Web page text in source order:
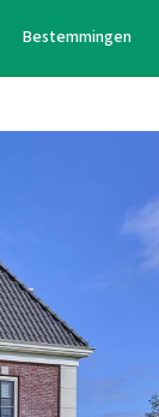
Bestemmingen